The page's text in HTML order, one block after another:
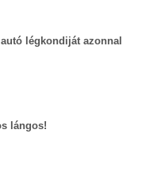
légkondiját azonnal
lángos!